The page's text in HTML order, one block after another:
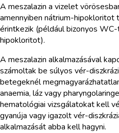
A meszalazin a vizelet
amennyiben nátrium-
érintkezik (például bizonyos
hipokloritot).
A meszalazin alkalmazásával
számoltak be súlyos vér-
betegeknél
anaemia, láz vagy
hematológiai vizsgálatokat kell
gyanúja vagy igazolt vér-
alkalmazását abba kell hagyni.